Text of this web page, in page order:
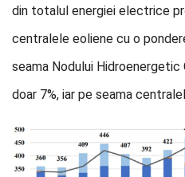
din totalul energiei electrice
centralele eoliene cu o
seama Nodului
doar 7%, iar pe seama